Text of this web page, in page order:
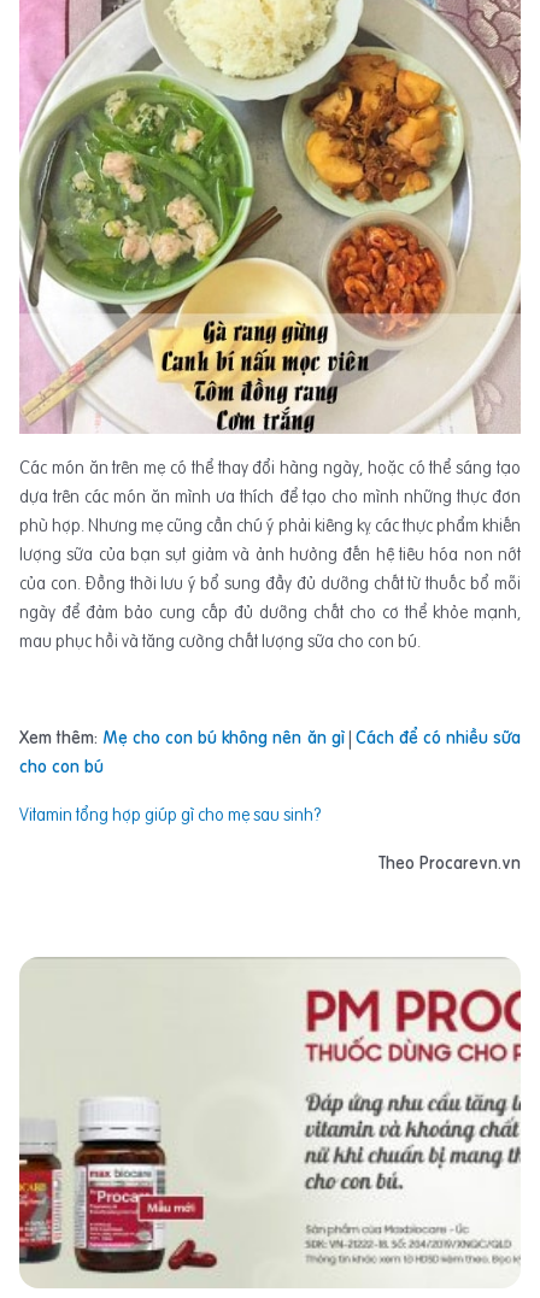
Các món ăn trên mẹ có thể thay đổi hàng ngày, hoặc có thể sáng tạo
dựa trên các món ăn mình ưa thích để tạo cho mình những thực đơn
phù hợp. Nhưng mẹ cũng cần chú ý phải kiêng kỵ các thực phẩm khiến
lượng sữa của bạn sụt giảm và ảnh hưởng đến hệ tiêu hóa non nớt
của con. Đồng thời lưu ý bổ sung đầy đủ dưỡng chất từ thuốc bổ mỗi
ngày để đảm bảo cung cấp đủ dưỡng chất cho cơ thể khỏe mạnh,
mau phục hồi và tăng cường chất lượng sữa cho con bú.
Xem thêm: Mẹ cho con bú không nên ăn gì| Cách để có nhiều sữa
cho con bú
Vitamin tổng hợp giúp gì cho mẹ sau sinh?
Theo Procarevn.vn